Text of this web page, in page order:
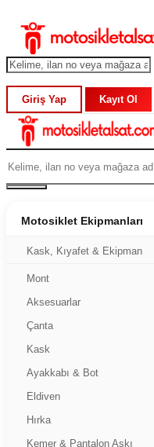
Giriş Yap Kayıt Ol
Motosiklet Ekipmanları
Kask, Kıyafet & Ekipman
Mont
Aksesuarlar
Çanta
Kask
Ayakkabı & Bot
Eldiven
Hırka
Kemer & Pantalon Askı